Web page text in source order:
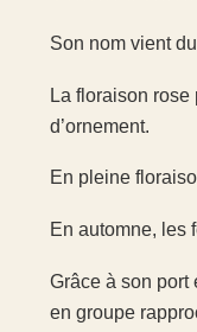
Son nom vient
La floraison
d’ornement.
En pleine
En automne, les
Grâce à son port
en groupe